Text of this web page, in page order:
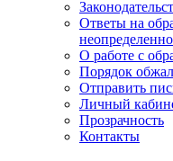
Ответы на
О работе с
Порядок
Отправить
Личный
Прозрачность
Контакты